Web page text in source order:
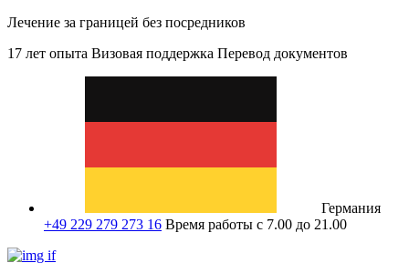
Лечение за границей без посредников
17 лет опыта Визовая поддержка Перевод документов
Германия
+49 229 279 273 16 Время работы с 7.00 до 21.00